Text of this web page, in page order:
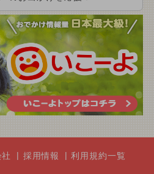
採用情報 利用規約一覧